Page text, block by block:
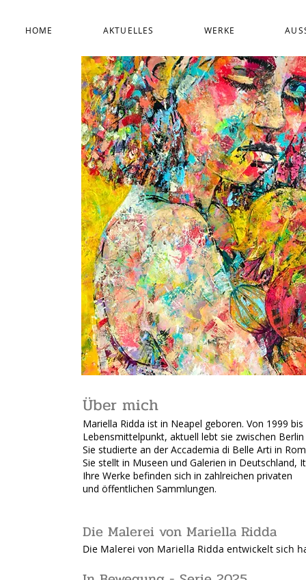
HOME AKTUELLES WERKE
Über mich
Mariella Ridda ist in Neapel geboren. Von 1999
Lebensmittelpunkt, aktuell lebt sie zwischen
Sie studierte an der Accademia di Belle Arti in
Sie stellt in Museen und Galerien in Deutschland,
Ihre Werke befinden sich in zahlreichen privaten
und öffentlichen Sammlungen.
Die Malerei von Mariella Ridda
Die Malerei von Mariella Ridda entwickelt sich